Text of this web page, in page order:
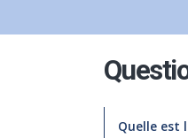
Quelle est